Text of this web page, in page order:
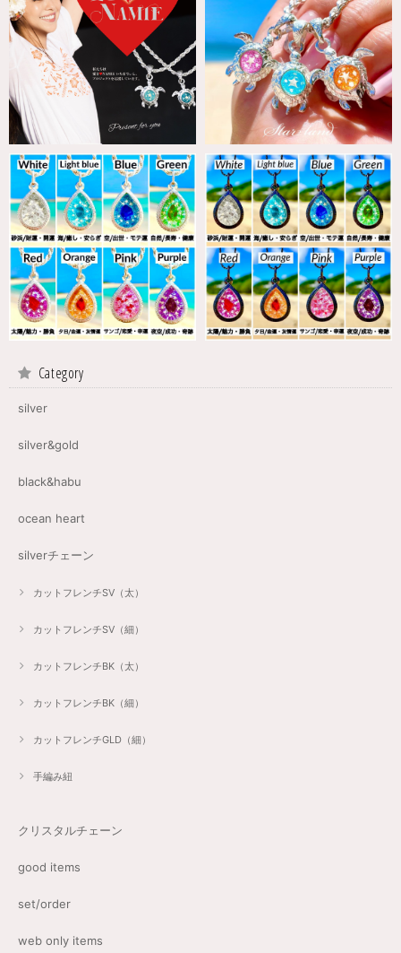
Category
silver
silver&gold
black&habu
ocean heart
silverチェーン
カットフレンチSV（太）
カットフレンチSV（細）
カットフレンチBK（太）
カットフレンチBK（細）
カットフレンチGLD（細）
手編み紐
クリスタルチェーン
good items
set/order
web only items